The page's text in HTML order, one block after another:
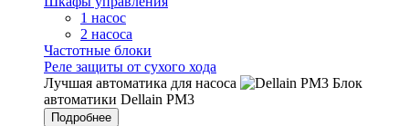
1 насос
2 насоса
Частотные блоки
Реле защиты от сухого хода
Лучшая автоматика для насоса
Блок
автоматики Dellain PM3
Подробнее